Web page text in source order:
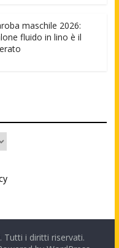
maschile 2026:
fluido in lino è il
. Tutti i diritti riservati.